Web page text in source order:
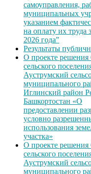
самоуправления,
муниципальных
указанием
на оплату их труда
2026 года”
Результаты
О проекте решения
сельского
Ауструмский
муниципального
Иглинский район
Башкортостан «О
предоставлении
условно
использования
участка»
О проекте решения
сельского
Ауструмский
муниципального